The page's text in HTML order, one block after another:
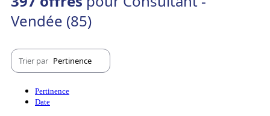
Vendée (85)
Trier par Pertinence
Pertinence
Date